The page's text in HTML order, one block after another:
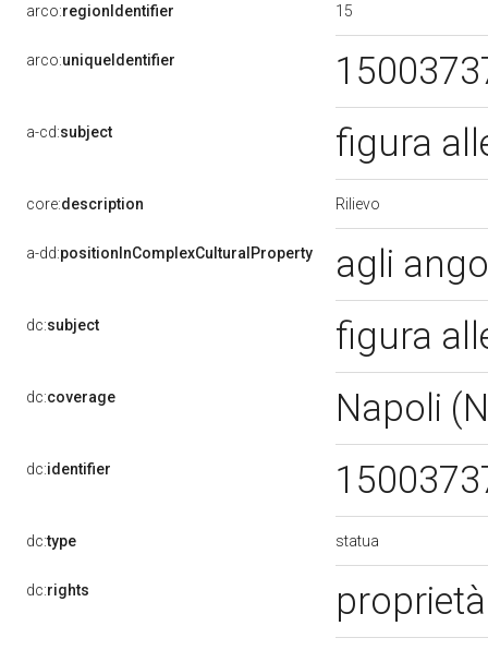
arco:regionIdentifier 15
arco:uniqueIdentifier
a-cd:subject figura
core:description Rilievo
a-dd:positionInComplexCulturalProperty agli
dc:subject figura
dc:coverage Napoli
dc:identifier
dc:type statua
dc:rights